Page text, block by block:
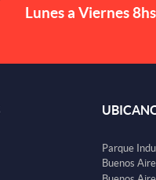
Lunes a Viernes
Parque
Buenos